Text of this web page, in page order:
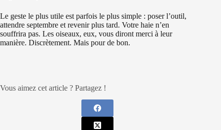
Le geste le plus utile est parfois le plus simple : poser l’outil,
attendre septembre et revenir plus tard. Votre haie n’en
souffrira pas. Les oiseaux, eux, vous diront merci à leur
manière. Discrètement. Mais pour de bon.
Vous aimez cet article ? Partagez !